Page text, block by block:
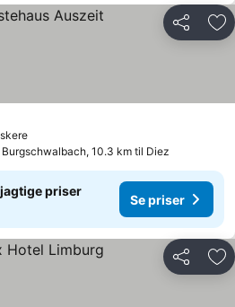
Del
Burgschwalbach, 10.3 km til Diez
priser
Se priser
Del